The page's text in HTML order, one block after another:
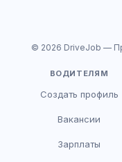
© 2026 DriveJob —
ВОДИТЕЛЯМ
Создать профиль
Вакансии
Зарплаты